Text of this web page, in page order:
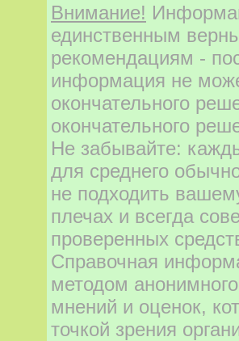
Внимание!
единственным
рекомендациям -
информация не
окончательного
окончательного
Не забывайте:
для среднего
не подходить
плечах и всегда
проверенных
Справочная
методом
мнений и оценок,
точкой зрения